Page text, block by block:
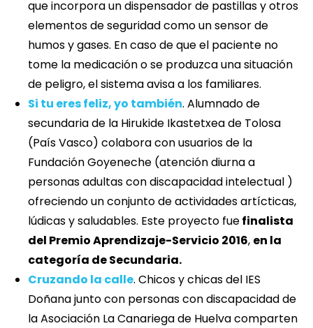
que incorpora un dispensador de pastillas y otros
elementos de seguridad como un sensor de
humos y gases. En caso de que el paciente no
tome la medicación o se produzca una situación
de peligro, el sistema avisa a los familiares.
Si tu eres feliz, yo también. Alumnado de
secundaria de la Hirukide Ikastetxea de Tolosa
(País Vasco) colabora con usuarios de la
Fundación Goyeneche (atención diurna a
personas adultas con discapacidad intelectual )
ofreciendo un conjunto de actividades artícticas,
lúdicas y saludables. Este proyecto fuefinalista
del Premio Aprendizaje-Servicio 2016, en la
categoría de Secundaria.
Cruzando la calle. Chicos y chicas del IES
Doñana junto con personas con discapacidad de
la Asociación La Canariega de Huelva comparten